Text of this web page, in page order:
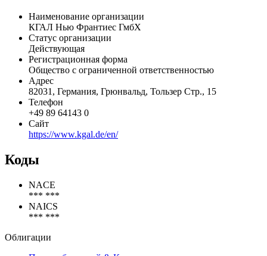
Общая информация
Наименование организации
КГАЛ Нью Франтиес ГмбХ
Статус организации
Действующая
Регистрационная форма
Общество с ограниченной ответственностью
Адрес
82031, Германия, Грюнвальд, Тользер Стр., 15
Телефон
Сайт
Коды
*** ***